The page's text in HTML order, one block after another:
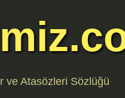
ve Atasözleri Sözlüğü